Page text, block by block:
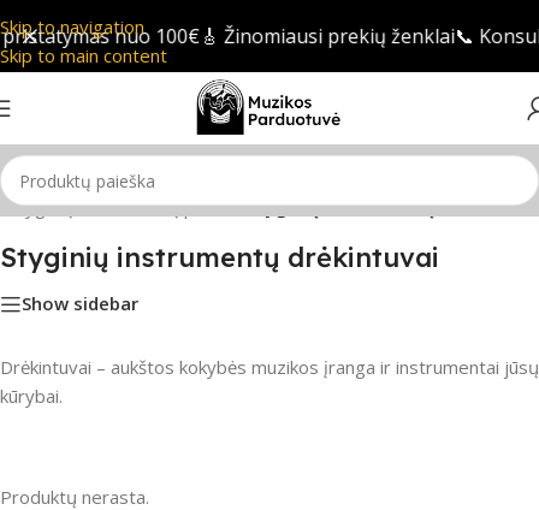
Skip to navigation
Skip to main content
nuo 100€🎸 Žinomiausi prekių ženklai📞
Styginių instrumentų priedai/Styginių instrumentų drėkintuvai
Styginių instrumentų drėkintuvai
Show sidebar
Drėkintuvai – aukštos kokybės muzikos įranga ir instrumentai jūsų
kūrybai.
Produktų nerasta.